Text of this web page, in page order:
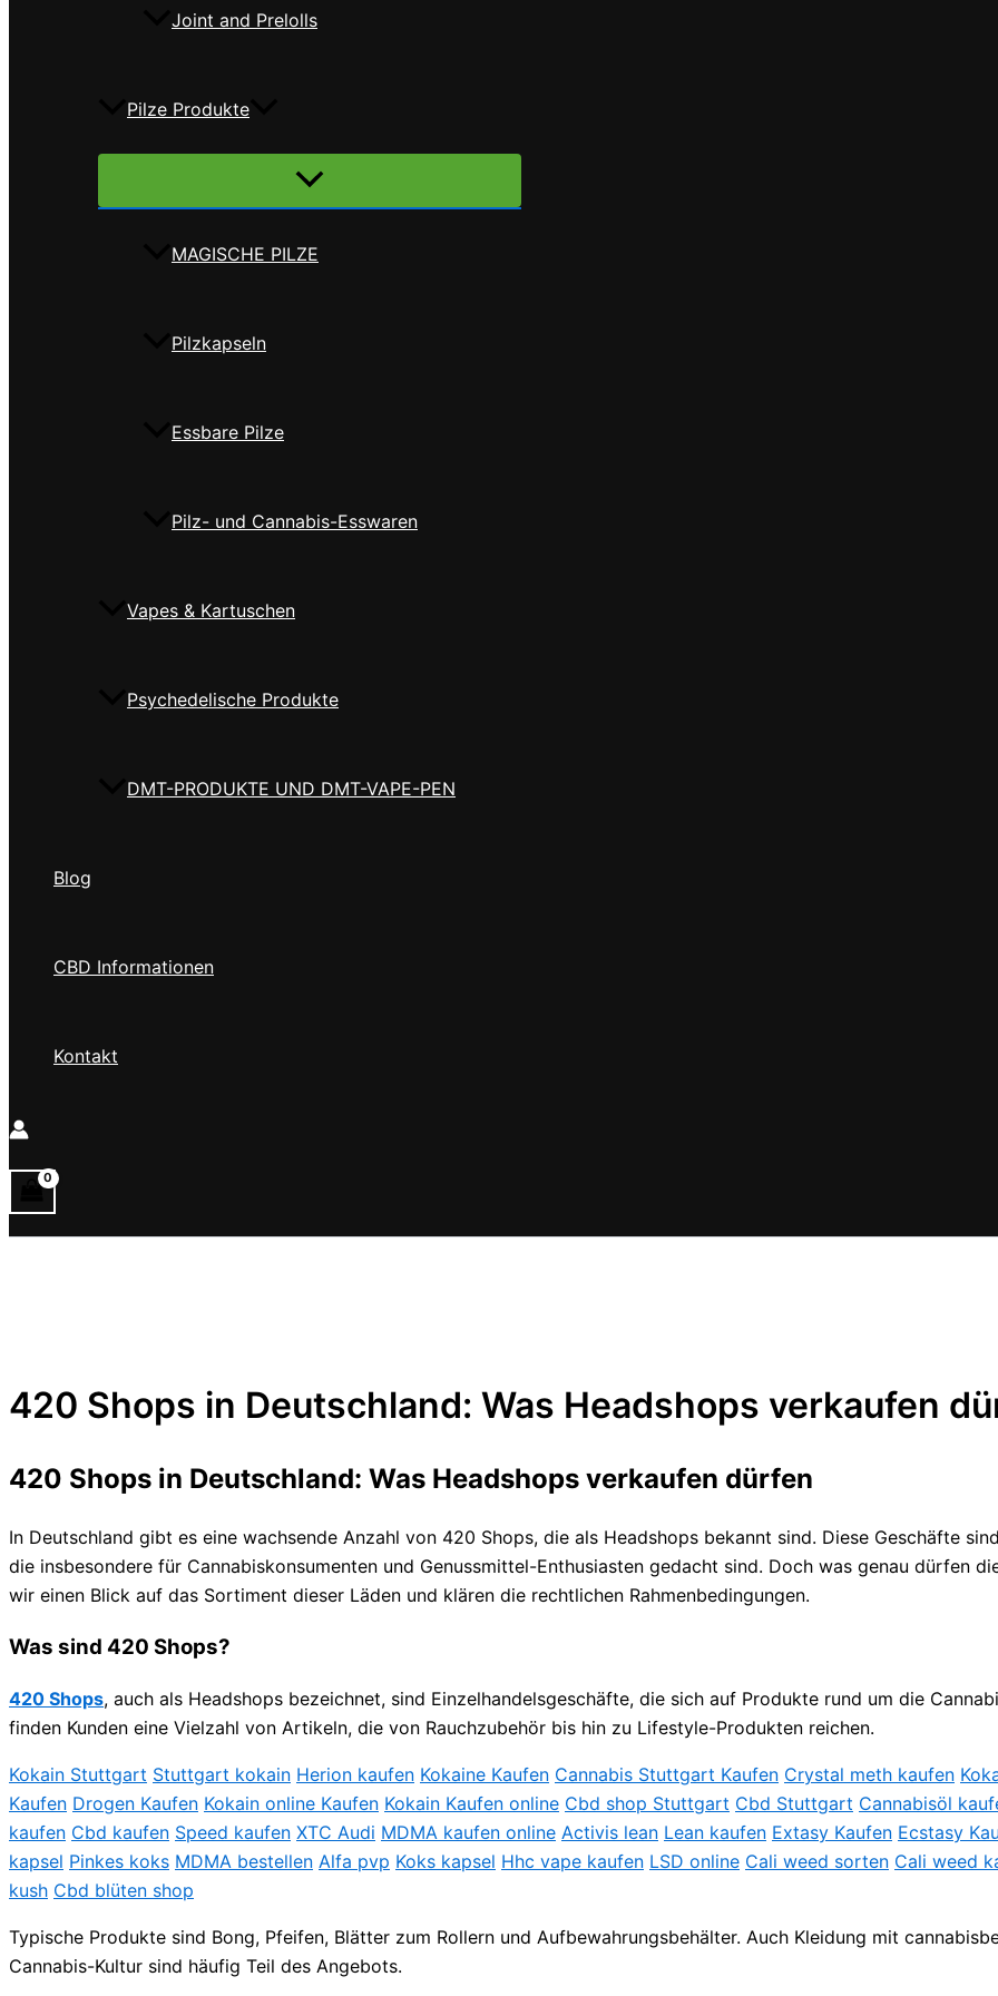
Joint and Prelolls
Pilze Produkte
Menü
MAGISCHE PILZE
Pilzkapseln
Essbare Pilze
Pilz- und Cannabis-Esswaren
Vapes & Kartuschen
Psychedelische Produkte
DMT-PRODUKTE UND DMT-VAPE-PEN
Blog
CBD Informationen
Kontakt
420 Shops in Deutschland: Was Headshops verkaufen
420 Shops in Deutschland: Was Headshops verkaufen dürfen
In Deutschland gibt es eine wachsende Anzahl von 420 Shops, die als Headshops bekannt sind. Diese Geschäfte
die insbesondere für Cannabiskonsumenten und Genussmittel-Enthusiasten gedacht sind. Doch was genau dürfen
wir einen Blick auf das Sortiment dieser Läden und klären die rechtlichen Rahmenbedingungen.
Was sind 420 Shops?
420 Shops, auch als Headshops bezeichnet, sind Einzelhandelsgeschäfte, die sich auf Produkte rund um die
finden Kunden eine Vielzahl von Artikeln, die von Rauchzubehör bis hin zu Lifestyle-Produkten reichen.
Kokain Stuttgart Stuttgart kokain Herion kaufen Kokaine Kaufen Cannabis Stuttgart Kaufen Crystal meth kaufen
Kaufen Drogen Kaufen Kokain online Kaufen Kokain Kaufen online Cbd shop Stuttgart Cbd Stuttgart Cannabisöl
kaufen Cbd kaufen Speed kaufen XTC Audi MDMA kaufen online Activis lean Lean kaufen Extasy Kaufen Ecstasy
kapsel Pinkes koks MDMA bestellen Alfa pvp Koks kapsel Hhc vape kaufen LSD online Cali weed sorten Cali weed
kush Cbd blüten shop
Typische Produkte sind Bong, Pfeifen, Blätter zum Rollern und Aufbewahrungsbehälter. Auch Kleidung mit
Cannabis-Kultur sind häufig Teil des Angebots.